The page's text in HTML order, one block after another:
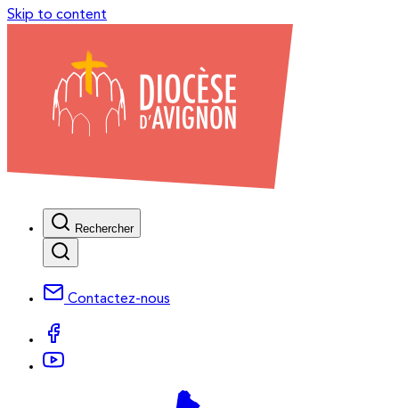
Skip to content
Rechercher
Contactez-nous